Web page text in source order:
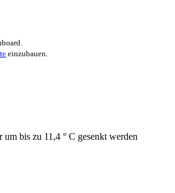
einzubauen.
bis zu 11,4 ° C gesenkt werden